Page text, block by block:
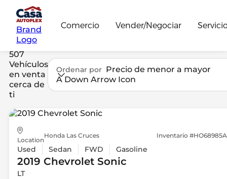
Brand
Logo
Comercio Vender/Negociar
507
Vehículos
en venta
cerca de
ti
Ordenar por Precio de menor a mayor
A Down Arrow Icon
Location
Honda Las Cruces Inventario #HO68985A
Used Sedan FWD Gasoline
2019 ChevroletSonic
LT